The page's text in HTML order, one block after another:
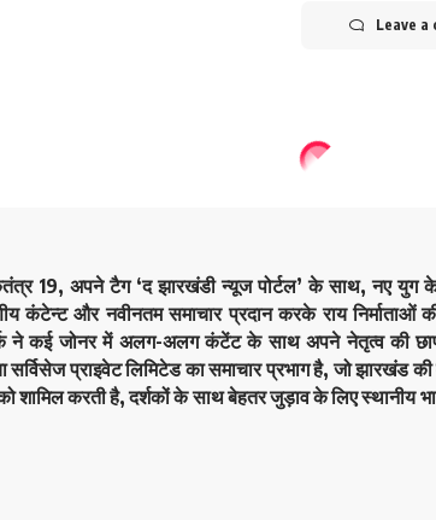
Leave a
19, अपने टैग ‘द झारखंडी न्यूज पोर्टल’ के साथ, नए युग
कंटेन्ट और नवीनतम समाचार प्रदान करके राय निर्माताओं
ने कई जोनर में अलग-अलग कंटेंट के साथ अपने नेतृत्व की
सर्विसेज प्राइवेट लिमिटेड का समाचार प्रभाग है, जो झारखंड
शामिल करती है, दर्शकों के साथ बेहतर जुड़ाव के लिए स्थानीय